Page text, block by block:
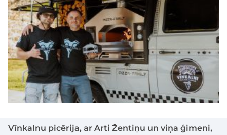
Vīnkalnu picērija, ar Arti Žentiņu un viņa ģimeni,